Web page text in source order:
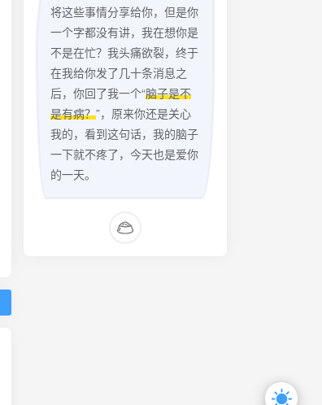
将这些事情分享给你，但是你
一个字都没有讲，我在想你是
不是在忙？我头痛欲裂，终于
在我给你发了几十条消息之
后，你回了我一个“脑子是不
是有病？”，原来你还是关心
我的，看到这句话，我的脑子
一下就不疼了，今天也是爱你
的一天。